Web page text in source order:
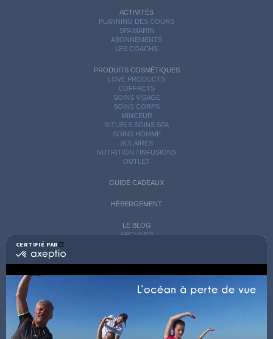
CERTIFIÉ PAR
certifié
ACTIVITÉS
PLANNING DES COURS
SPA MARIN
ABONNEMENTS
LES COACHS
PRODUITS COSMÉTIQUES
LOVE PRODUCTS
COFFRETS
SOINS VISAGE
SOINS CORPS
MINCEUR
RITUELS SOINS SPA
SOINS HOMME
SOLAIRES
NUTRITION / INFUSIONS
OUTLET
GUIDE CADEAUX
HÉBERGEMENT
LE BLOG
ARCHIVES
LES COACHS
SOINS AVEC HÉBERGEMENT
BONNES RAISONS DE VENIR
MON COMPTE